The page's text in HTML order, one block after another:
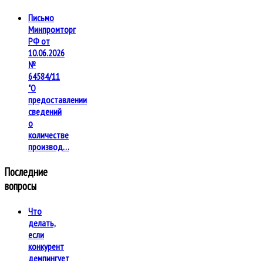
Письмо
Минпромторг
РФ от
10.06.2026
№
64584/11
"О
предоставлении
сведений
о
количестве
производ…
Последние
вопросы
Что
делать,
если
конкурент
демпингует